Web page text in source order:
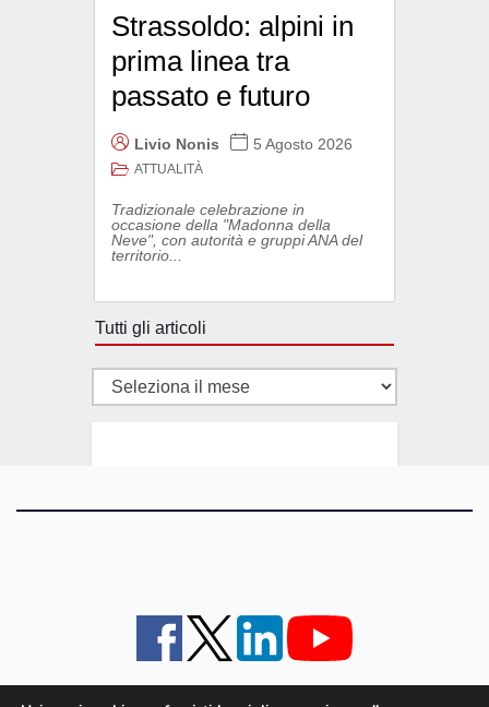
Strassoldo: alpini in
prima linea tra
passato e futuro
Livio Nonis 5 Agosto 2026
ATTUALITÀ
Tradizionale celebrazione in
occasione della "Madonna della
Neve", con autorità e gruppi ANA del
territorio...
Tutti gli articoli
Tutti